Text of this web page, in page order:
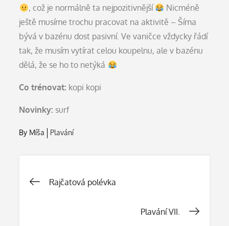
, což je normálně ta nejpozitivnější
Nicméně
ještě musíme trochu pracovat na aktivitě – Šíma
bývá v bazénu dost pasivní. Ve vaničce vždycky řádí
tak, že musím vytírat celou koupelnu, ale v bazénu
dělá, že se ho to netýká
Co trénovat: kopi kopi
Novinky: surf
By Míša Plavání
Navigace
Rajčatová polévka
Plavání VII.